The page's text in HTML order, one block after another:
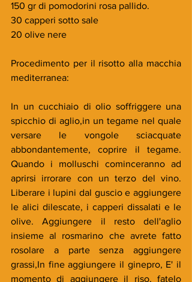
150 gr di pomodorini rosa pallido.
30 capperi sotto sale
20 olive nere
Procedimento per il risotto alla macchia
mediterranea:
In un cucchiaio di olio soffriggere una
spicchio di aglio,in un tegame nel quale
versare le vongole sciacquate
abbondantemente, coprire il tegame.
Quando i molluschi cominceranno ad
aprirsi irrorare con un terzo del vino.
Liberare i lupini dal guscio e aggiungere
le alici dilescate, i capperi dissalati e le
olive. Aggiungere il resto dell'aglio
insieme al rosmarino che avrete fatto
rosolare a parte senza aggiungere
grassi,In fine aggiungere il ginepro, E' il
momento di aggiungere il riso, fatelo